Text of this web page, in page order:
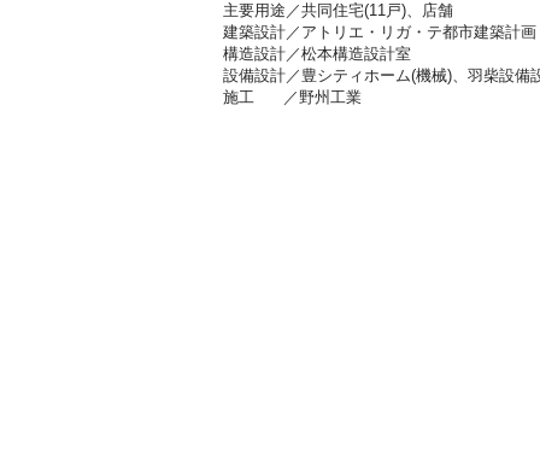
主要用途／共同住宅(11戸)、店舗
建築設計／アトリエ・リガ・テ都市建築計画
構造設計／松本構造設計室
設備設計／豊シティホーム(機械)、羽柴設備
施工 ／野州工業